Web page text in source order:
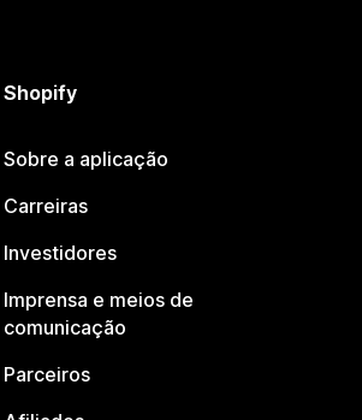
Shopify
Sobre a aplicação
Carreiras
Investidores
Imprensa e meios de
comunicação
Parceiros